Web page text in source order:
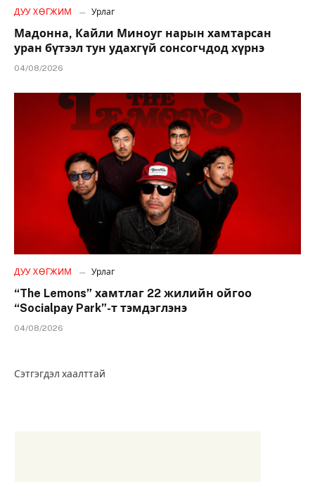
ДУУ ХӨГЖИМ Урлаг
Мадонна, Кайли Миноуг нарын хамтарсан
уран бүтээл тун удахгүй сонсогчдод хүрнэ
04/08/2026
ДУУ ХӨГЖИМ Урлаг
“The Lemons” хамтлаг 22 жилийн ойгоо
“Socialpay Park”-т тэмдэглэнэ
04/08/2026
Сэтгэгдэл хаалттай